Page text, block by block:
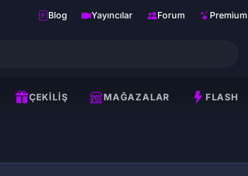
Blog Yayıncılar Forum Premium
ÇEKILIŞ MAĞAZALAR FLASH